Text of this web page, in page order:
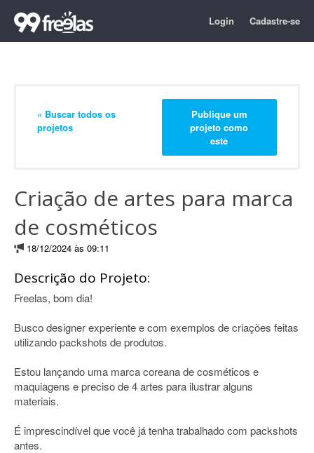
Login Cadastre-se
« Buscar todos os
projetos
Publique um
projeto como
este
Criação de artes para marca
de cosméticos
18/12/2024 às 09:11
Descrição do Projeto:
Freelas, bom dia!
Busco designer experiente e com exemplos de criações feitas
utilizando packshots de produtos.
Estou lançando uma marca coreana de cosméticos e
maquiagens e preciso de 4 artes para ilustrar alguns
materiais.
É imprescindível que você já tenha trabalhado com packshots
antes.